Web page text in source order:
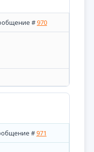
#970
#971